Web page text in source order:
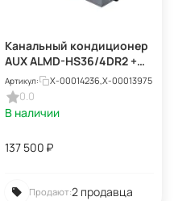
Канальный кондиционер
AUX ALMD-HS36/4DR2 +
AL-HS36/4DR2(U)
Артикул: X-00014236,X-00013975
0.0
В наличии
137 500 ₽
Продают:2 продавца